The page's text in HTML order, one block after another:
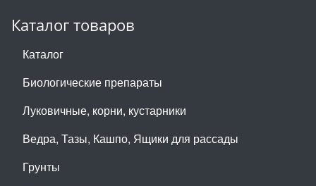
Каталог товаров
Каталог
Биологические препараты
Луковичные, корни, кустарники
Ведра, Тазы, Кашпо, Ящики для рассады
Грунты